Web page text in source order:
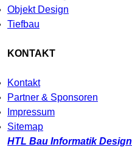
Objekt Design
Tiefbau
KONTAKT
Kontakt
Partner & Sponsoren
Impressum
Sitemap
HTL Bau Informatik Design